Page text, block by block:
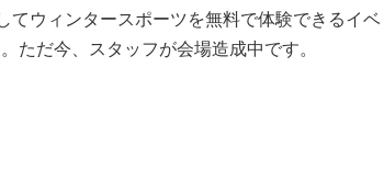
てウィンタースポーツを無料で体験できるイベ
ただ今、スタッフが会場造成中です。